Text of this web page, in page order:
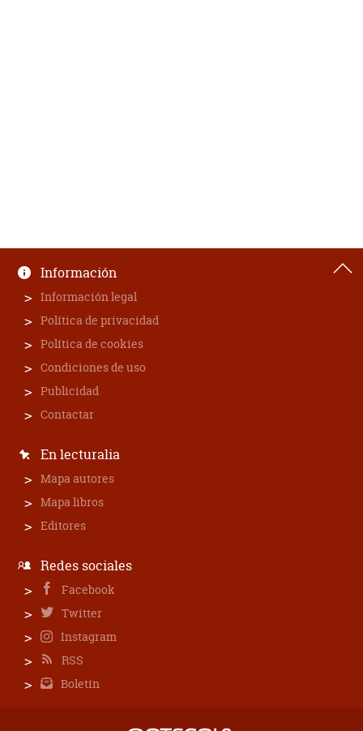
Información
Información legal
Política de privacidad
Política de cookies
Condiciones de uso
Publicidad
Contactar
En lecturalia
Mapa autores
Mapa libros
Editores
Redes sociales
Facebook
Twitter
Instagram
RSS
Boletín